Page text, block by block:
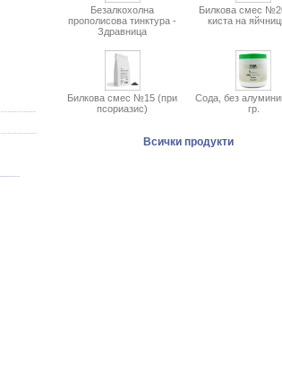
Безалкохолна
прополисова тинктура -
Здравница
Билкова смес
киста на
Билкова смес №15 (при
псориазис)
Сода, без
гр.
Всички продукти